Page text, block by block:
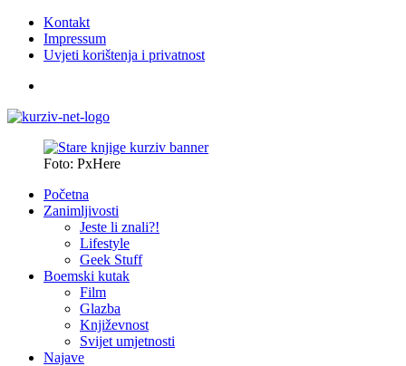
Kontakt
Impressum
Uvjeti korištenja i privatnost
Foto: PxHere
Početna
Zanimljivosti
Jeste li znali?!
Lifestyle
Geek Stuff
Boemski kutak
Film
Glazba
Književnost
Svijet umjetnosti
Najave